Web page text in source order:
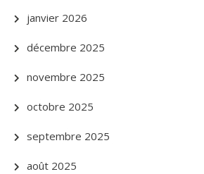
janvier 2026
décembre 2025
novembre 2025
octobre 2025
septembre 2025
août 2025